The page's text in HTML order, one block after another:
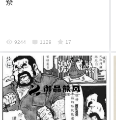
寮
9244 1129 17